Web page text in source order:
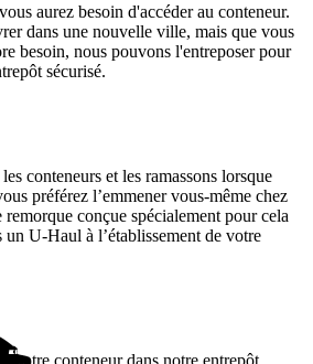
aurez besoin d'accéder au conteneur.
dans une nouvelle ville, mais que vous
besoin, nous pouvons l'entreposer pour
sécurisé.
conteneurs et les ramassons lorsque
préférez l’emmener vous-même chez
conçue spécialement pour cela
un U-Haul à l’établissement de votre